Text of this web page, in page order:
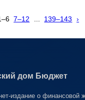
7–12 139–143 ›
дом Бюджет
издание о финансовой